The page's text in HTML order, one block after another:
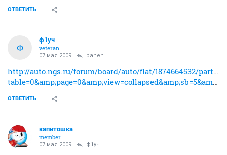
ОТВЕТИТЬ
Ф
ф1уч
veteran
07 мая 2009 pahen
http://auto.ngs.ru/forum/board/auto/flat/1874664532/part/1?
table=0&amp;page=0&amp;view=collapsed&amp;sb=5&amp;o=
ОТВЕТИТЬ
капитошка
member
07 мая 2009 ф1уч